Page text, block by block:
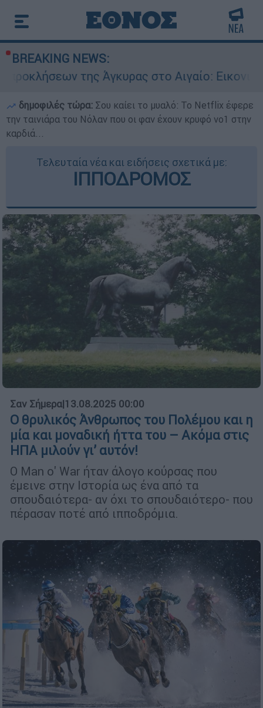
BREAKING NEWS:
Άγκυρας στο Αιγαίο: Εικονική αερομαχία
δημοφιλές τώρα: Σου καίει το μυαλό: Το Netflix έφερε
την ταινιάρα του Νόλαν που οι φαν έχουν κρυφό νο1 στην
καρδιά...
Τελευταία νέα και ειδήσεις σχετικά με:
ΙΠΠΟΔΡΟΜΟΣ
Σαν Σήμερα|13.08.2025 00:00
Ο θρυλικός Άνθρωπος του Πολέμου και η
μία και μοναδική ήττα του – Ακόμα στις
ΗΠΑ μιλούν γι’ αυτόν!
Ο Man o' War ήταν άλογο κούρσας που
έμεινε στην Ιστορία ως ένα από τα
σπουδαιότερα- αν όχι το σπουδαιότερο- που
πέρασαν ποτέ από ιπποδρόμια.